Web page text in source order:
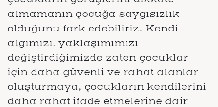
almamanın çocuğa saygısızlık
olduğunu fark edebiliriz. Kendi
algımızı, yaklaşımımızı
değiştirdiğimizde zaten çocuklar
için daha güvenli ve rahat alanlar
oluşturmaya, çocukların kendilerini
daha rahat ifade etmelerine dair